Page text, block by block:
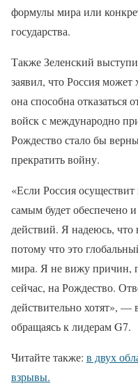
формулы мира или
государства.
Также Зеленский
заявил, что Россия может
она способна отказаться
войск с международно
Рождество стало бы
прекратить войну.
«Если Россия
самым будет обеспечено
действий. Я надеюсь,
потому что это
мира. Я не вижу причин,
сейчас, на Рождество.
действительно хотят», —
обращаясь к лидерам G7.
Читайте также: в двух
взрывы.